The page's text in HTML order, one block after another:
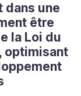
dans une
être
la Loi du
optimisant